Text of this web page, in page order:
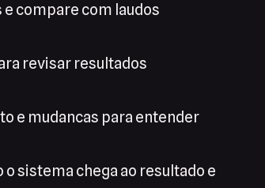
compare com laudos
revisar resultados
e mudancas para entender
sistema chega ao resultado e